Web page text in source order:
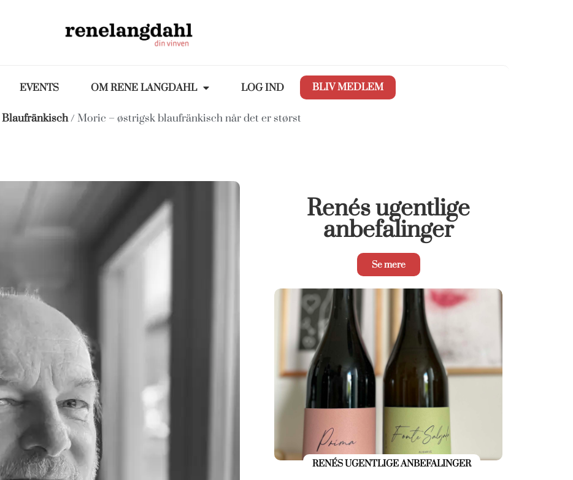
EVENTS OM RENE LANGDAHL LOG IND BLIV MEDLEM
Blaufränkisch/ Moric – østrigsk blaufränkisch når det er størst
Renés ugentlige
anbefalinger
Se mere
RENÉS UGENTLIGE ANBEFALINGER